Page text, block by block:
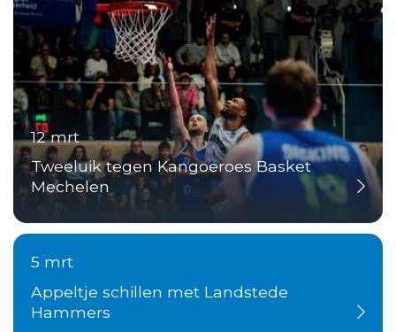
12 mrt
Tweeluik tegen Kangoeroes Basket
Mechelen
5 mrt
Appeltje schillen met Landstede
Hammers